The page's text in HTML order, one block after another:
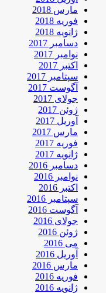
مارس 2018
فوریه 2018
ژانویه 2018
دسامبر 2017
نوامبر 2017
اکتبر 2017
سپتامبر 2017
آگوست 2017
جولای 2017
ژوئن 2017
آوریل 2017
مارس 2017
فوریه 2017
ژانویه 2017
دسامبر 2016
نوامبر 2016
اکتبر 2016
سپتامبر 2016
آگوست 2016
جولای 2016
ژوئن 2016
می 2016
آوریل 2016
مارس 2016
فوریه 2016
ژانویه 2016